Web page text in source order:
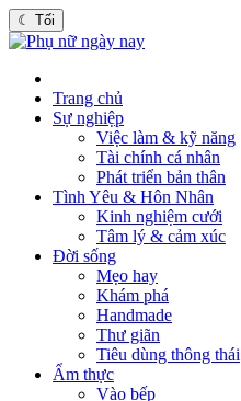
☾ Tối
Trang chủ
Sự nghiệp
Việc làm & kỹ năng
Tài chính cá nhân
Phát triển bản thân
Tình Yêu & Hôn Nhân
Kinh nghiệm cưới
Tâm lý & cảm xúc
Đời sống
Mẹo hay
Khám phá
Handmade
Thư giãn
Tiêu dùng thông thái
Ẩm thực
Vào bếp